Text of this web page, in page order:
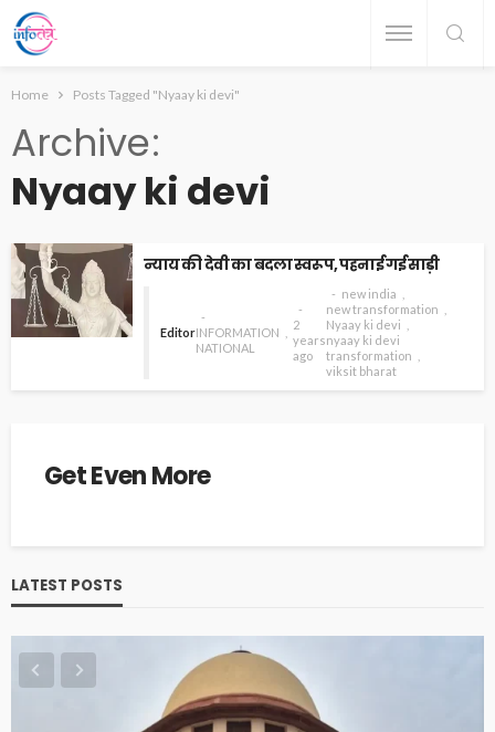
Home Posts Tagged "Nyaay ki devi"
Archive
Nyaay ki devi
न्याय की देवी का बदला स्वरूप, पहनाई गई साड़ी
EditorINFORMATION
NATIONAL
2
years
ago
new india
new transformation
Nyaay ki devi
nyaay ki devi
transformation
viksit bharat
Get Even More
LATEST POSTS